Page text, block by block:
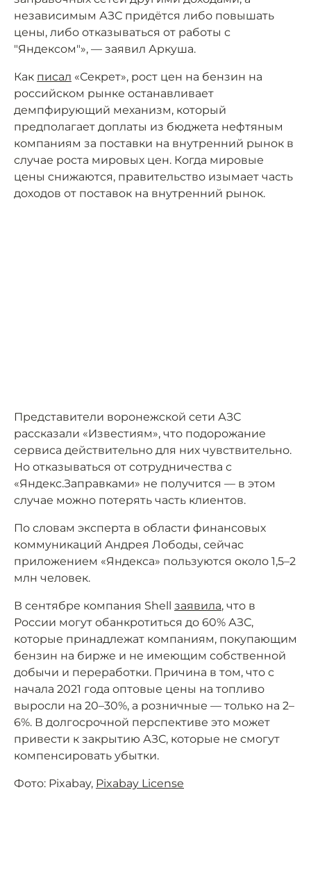
независимым АЗС придётся либо повышать
цены, либо отказываться от работы с
"Яндексом"», — заявил Аркуша.
Как писал «Секрет», рост цен на бензин на
российском рынке останавливает
демпфирующий механизм, который
предполагает доплаты из бюджета нефтяным
компаниям за поставки на внутренний рынок в
случае роста мировых цен. Когда мировые
цены снижаются, правительство изымает часть
доходов от поставок на внутренний рынок.
Представители воронежской сети АЗС
рассказали «Известиям», что подорожание
сервиса действительно для них чувствительно.
Но отказываться от сотрудничества с
«Яндекс.Заправками» не получится — в этом
случае можно потерять часть клиентов.
По словам эксперта в области финансовых
коммуникаций Андрея Лободы, сейчас
приложением «Яндекса» пользуются около 1,5–2
млн человек.
В сентябре компания Shell заявила, что в
России могут обанкротиться до 60% АЗС,
которые принадлежат компаниям, покупающим
бензин на бирже и не имеющим собственной
добычи и переработки. Причина в том, что с
начала 2021 года оптовые цены на топливо
выросли на 20–30%, а розничные — только на 2–
6%. В долгосрочной перспективе это может
привести к закрытию АЗС, которые не смогут
компенсировать убытки.
Фото: Pixabay, Pixabay License